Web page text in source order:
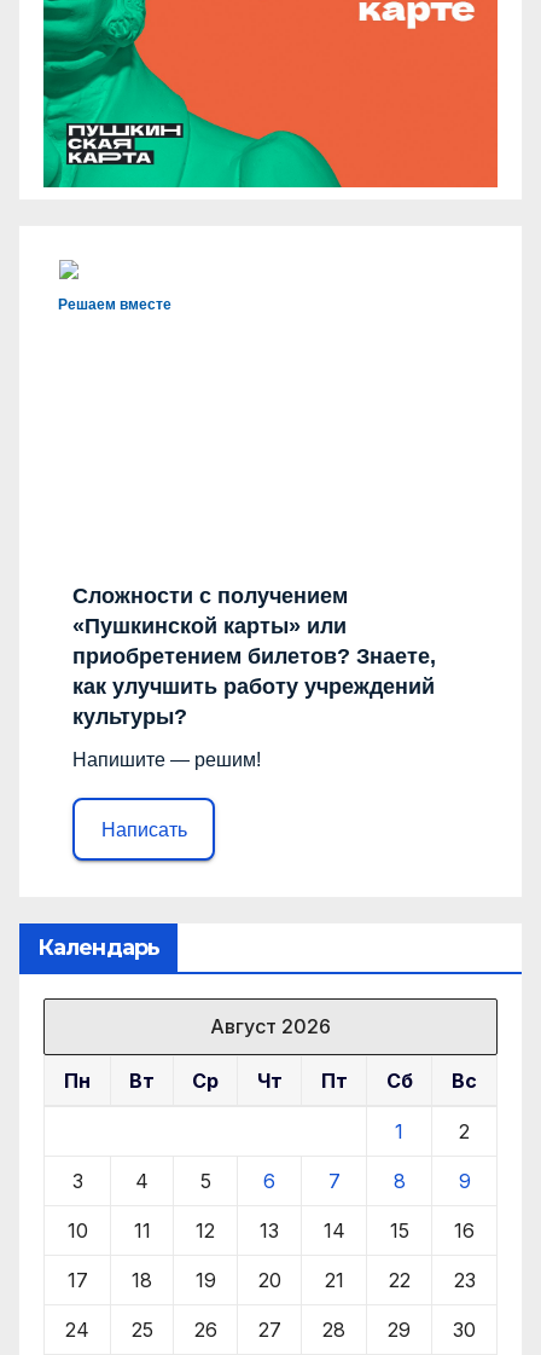
Решаем вместе
Сложности с получением
«Пушкинской карты» или
приобретением билетов? Знаете,
как улучшить работу учреждений
культуры?
Напишите — решим!
Написать
Календарь
Август 2026
Пн Вт Ср Чт Пт Сб Вс
1 2
3 4 5 6 7 8 9
10 11 12 13 14 15 16
17 18 19 20 21 22 23
24 25 26 27 28 29 30